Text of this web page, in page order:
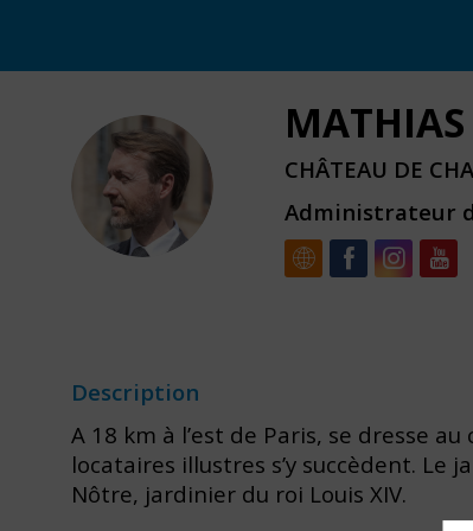
MLG
MATHIAS
CHÂTEAU DE
Administrateur
Description
A 18 km à l’est de Paris, se dresse
locataires illustres s’y succèdent. Le
Nôtre, jardinier du roi Louis XIV.